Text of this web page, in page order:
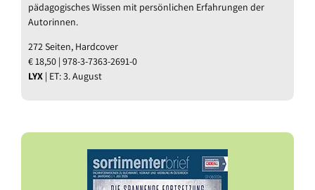
pädagogisches Wissen mit persönlichen Erfahrungen der
Autorinnen.
272 Seiten, Hardcover
€ 18,50 | 978-3-7363-2691-0
LYX | ET: 3. August